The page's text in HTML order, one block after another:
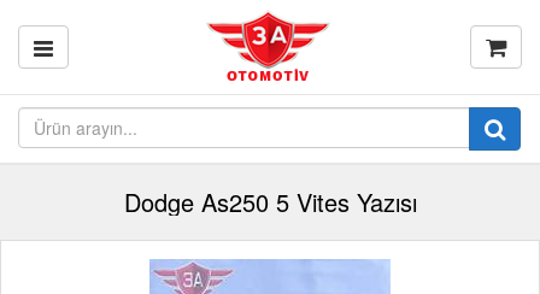
Dodge As250 5 Vites Yazısı